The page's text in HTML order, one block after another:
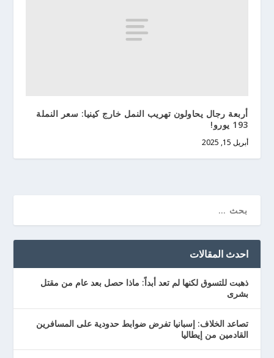
أربعة رجال يحاولون تهريب النمل خارج كينيا: سعر النملة
193 يورو!
أبريل 15, 2025
احدث المقالات
ذهبت للتسوق لكنها لم تعد أبداً: ماذا حصل بعد عام من مقتل
بشرى
تصاعد الخلاف: إسبانيا تفرض ضوابط حدودية على المسافرين
القادمين من إيطاليا